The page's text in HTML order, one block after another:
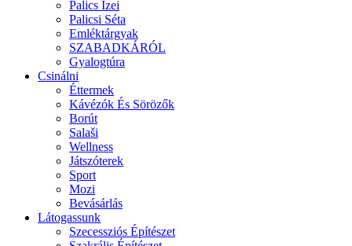
Palics Ízei
Palicsi Séta
Emléktárgyak
SZABADKÁRÓL
Gyalogtúra
Csinálni
Éttermek
Kávézók És Sörözők
Borút
Salaši
Wellness
Játszóterek
Sport
Mozi
Bevásárlás
Látogassunk
Szecessziós Építészet